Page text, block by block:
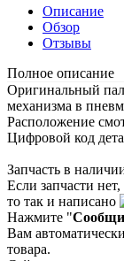
Описание
Обзор
Отзывы
Полное описание
Оригинальный
механизма в
Расположение
Цифровой код
Запчасть в
Если запчасти нет,
то так и написано
Нажмите "
Вам
товара.